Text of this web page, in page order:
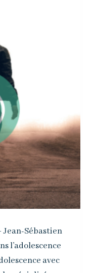
Jean-Sébastien
l’adolescence
avec